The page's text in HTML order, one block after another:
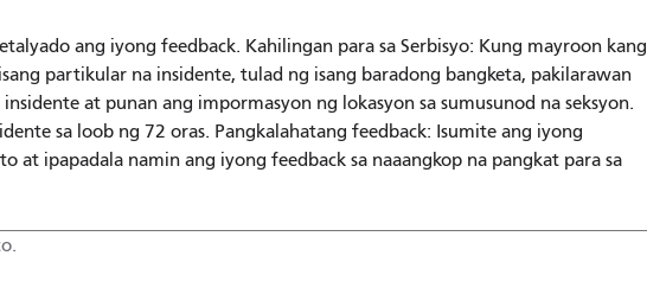
ang iyong feedback. Kahilingan para sa Serbisyo: Kung mayroon kang
partikular na insidente, tulad ng isang baradong bangketa, pakilarawan
at punan ang impormasyon ng lokasyon sa sumusunod na seksyon.
sa loob ng 72 oras. Pangkalahatang feedback: Isumite ang iyong
at ipapadala namin ang iyong feedback sa naaangkop na pangkat para sa